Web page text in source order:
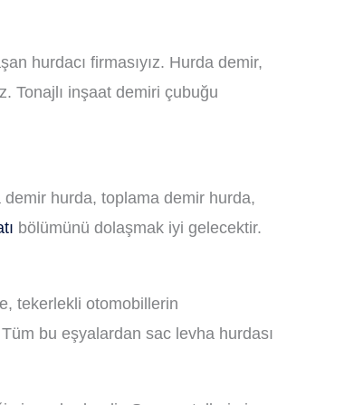
hurdacı firmasıyız. Hurda demir,
Tonajlı inşaat demiri çubuğu
demir hurda, toplama demir hurda,
bölümünü dolaşmak iyi gelecektir.
tekerlekli otomobillerin
Tüm bu eşyalardan sac levha hurdası